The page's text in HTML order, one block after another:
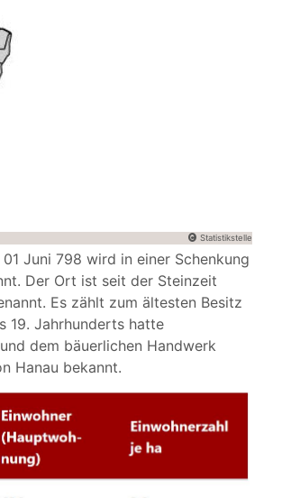
Statistikstelle
Juni 798 wird in einer Schenkung
Der Ort ist seit der Steinzeit
Es zählt zum ältesten Besitz
19. Jahrhunderts hatte
dem bäuerlichen Handwerk
Hanau bekannt.